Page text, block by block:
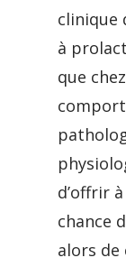
clinique
à
que
d’offrir
chance
alors de